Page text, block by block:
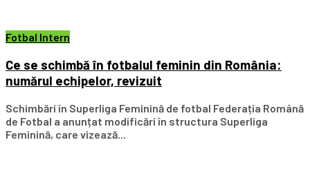
Fotbal Intern
Ce se schimbă în fotbalul feminin din România:
numărul echipelor, revizuit
Schimbări în Superliga Feminină de fotbal Federația Română
de Fotbal a anunțat modificări în structura Superliga
Feminină, care vizează...